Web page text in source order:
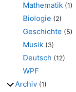
Mathematik (1)
Biologie (2)
Geschichte (5)
Musik (3)
Deutsch (12)
WPF
Archiv (1)